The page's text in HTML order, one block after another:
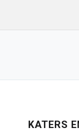
KATERS